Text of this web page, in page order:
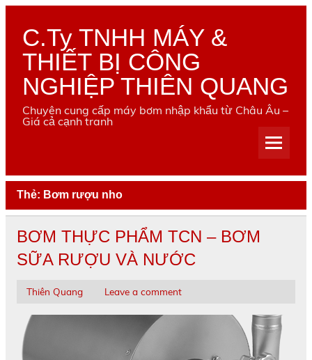
Skip
contentC.Ty TNHH MÁY &
THIẾT BỊ CÔNG
NGHIỆP THIÊN QUANG
Chuyên cung cấp máy bơm nhập khẩu từ Châu Âu –
Giá cả cạnh tranh
Thẻ: Bơm rượu nho
BƠM THỰC PHẨM TCN – BƠM
SỮA RƯỢU VÀ NƯỚC
Thiên Quang Leave a comment